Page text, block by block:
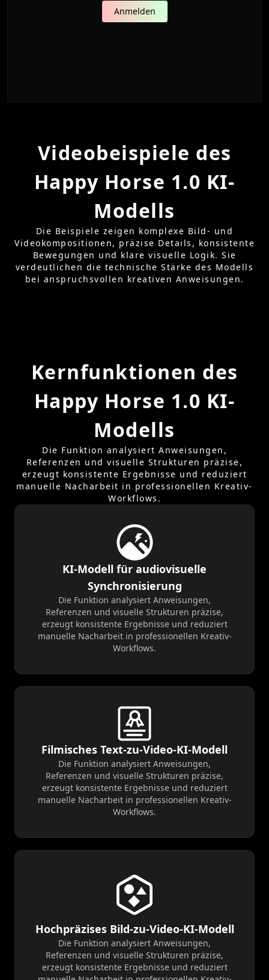
Anmelden
Videobeispiele des
Happy Horse 1.0 KI-
Modells
Die Beispiele zeigen komplexe Bild- und
Videokompositionen, präzise Details, konsistente
Bewegungen und klare visuelle Logik. Sie
verdeutlichen die technische Stärke des Modells
bei anspruchsvollen kreativen Anweisungen.
Kernfunktionen des
Happy Horse 1.0 KI-
Modells
Die Funktion analysiert Anweisungen,
Referenzen und visuelle Strukturen präzise,
erzeugt konsistente Ergebnisse und reduziert
manuelle Nacharbeit in professionellen Kreativ-
Workflows.
KI-Modell für audiovisuelle
Synchronisierung
Die Funktion analysiert Anweisungen,
Referenzen und visuelle Strukturen präzise,
erzeugt konsistente Ergebnisse und reduziert
manuelle Nacharbeit in professionellen Kreativ-
Workflows.
Filmisches Text-zu-Video-KI-Modell
Die Funktion analysiert Anweisungen,
Referenzen und visuelle Strukturen präzise,
erzeugt konsistente Ergebnisse und reduziert
manuelle Nacharbeit in professionellen Kreativ-
Workflows.
Hochpräzises Bild-zu-Video-KI-Modell
Die Funktion analysiert Anweisungen,
Referenzen und visuelle Strukturen präzise,
erzeugt konsistente Ergebnisse und reduziert